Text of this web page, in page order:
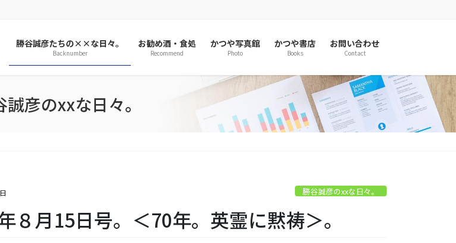
勝谷誠彦たちの××な日々。
Backnumber
お勧め酒・食処
Recommend
かつや写真館
Photo
かつや書店
Books
お問い合わせ
Contact
誠彦のxxな日々。
勝谷誠彦のxxな日々。
８月15日号。＜70年。英霊に黙祷＞。